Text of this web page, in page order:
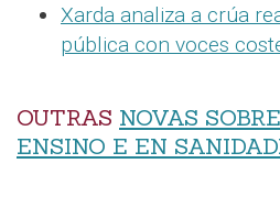
Xarda analiza a crúa
pública con voces
OUTRAS NOVAS
ENSINO E EN